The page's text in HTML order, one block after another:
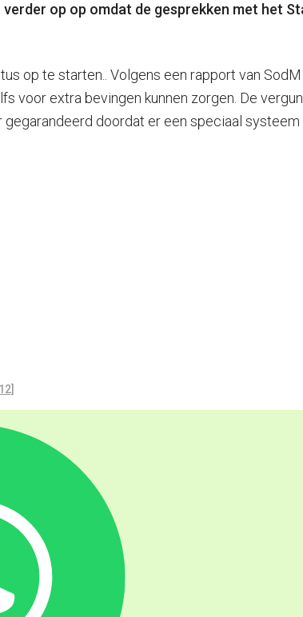
op op omdat de gesprekken met het
op te starten.. Volgens een rapport van
extra bevingen kunnen zorgen. De
doordat er een speciaal